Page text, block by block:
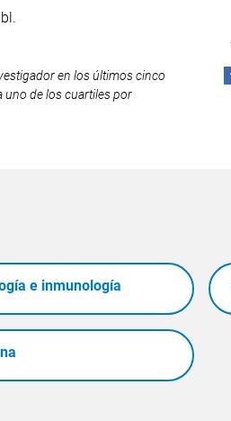
en los últimos cinco
uno de los cuartiles por
e inmunología